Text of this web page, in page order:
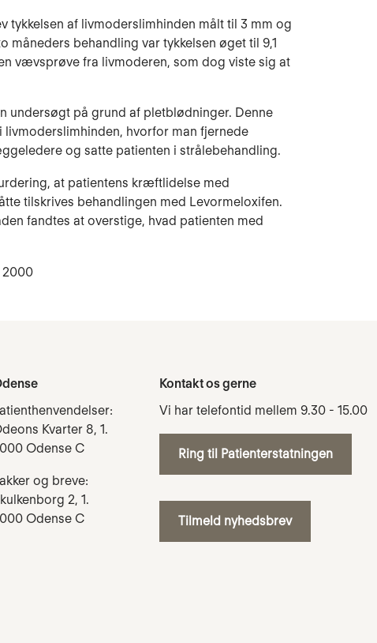
tykkelsen af livmoderslimhinden målt til 3 mm og
måneders behandling var tykkelsen øget til 9,1
vævsprøve fra livmoderen, som dog viste sig at
undersøgt på grund af pletblødninger. Denne
hvorfor man fjernede
og satte patienten i strålebehandling.
at patientens kræftlidelse med
tilskrives behandlingen med Levormeloxifen.
fandtes at overstige, hvad patienten med
2000
Kvarter 8, 1.
Odense C
og breve:
2, 1.
Odense C
Kontakt os gerne
Vi har telefontid mellem 9.30 - 15.00
Ring til Patienterstatningen
Tilmeld nyhedsbrev